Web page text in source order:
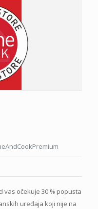
vas očekuje 30 % popusta
uređaja koji nije na